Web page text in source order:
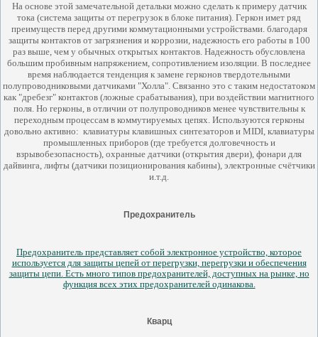
На основе этой замечательной детальки можно сделать к примеру датчик
тока (система защиты от перегрузок в блоке питания). Геркон имет ряд
преимуществ перед другими коммутационными устройствами. благодаря
защиты контактов от загрязнения и коррозии, надежность его работы в 100
раз выше, чем у обычных открытых контактов. Надежность обусловлена
большим пробивным напряжением, сопротивлением изоляции. В последнее
время наблюдается тенденция к замене герконов твердотельными
полупроводниковыми датчиками "Холла". Связанно это с таким недостатоком
как "дребезг" контактов (ложные срабатывания), при воздействии магнитного
поля. Но герконы, в отличии от полупроводников менее чувствительны к
переходным процессам в коммутируемых цепях. Используются герконы
довольно активно: клавиатуры клавишных синтезаторов и MIDI, клавиатуры
промышленных приборов (где требуется долговечность и
взрывобезопасность), охранные датчики (открытия двери), фонари для
дайвинга, лифты (датчики позиционирования кабины), электронные счётчики
и.т.д.
Предохранитель
Предохранитель представляет собой электронное устройство, которое
используется для защиты цепей от перегрузки, перегрузки и обеспечения
защиты цепи.Есть много типов предохранителей, доступных на рынке, но
функция всех этих предохранителей одинакова.
Кварц